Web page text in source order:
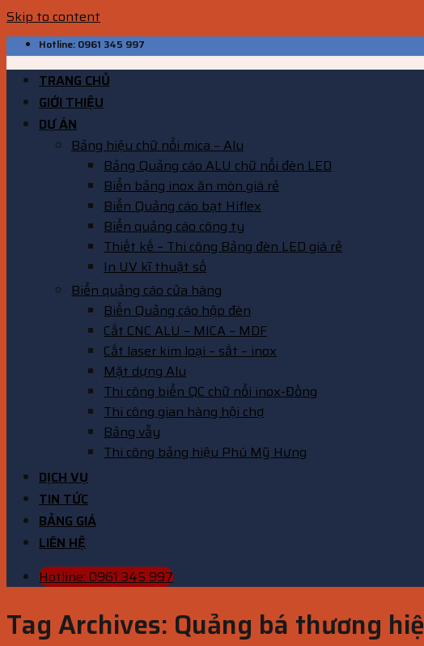
Skip to content
Hotline: 0961 345 997
TRANG CHỦ
GIỚI THIỆU
DỰ ÁN
Bảng hiệu chữ nổi mica – Alu
Bảng Quảng cáo ALU chữ nổi đèn LED
Biển bảng inox ăn mòn giá rẻ
Biển Quảng cáo bạt Hiflex
Biển quảng cáo công ty
Thiết kế – Thi công Bảng đèn LED giá rẻ
In UV kĩ thuật số
Biển quảng cáo cửa hàng
Biển Quảng cáo hộp đèn
Cắt CNC ALU – MICA – MDF
Cắt laser kim loại – sắt – inox
Mặt dựng Alu
Thi công biển QC chữ nổi inox-Đồng
Thi công gian hàng hội chợ
Bảng vẫy
Thi công bảng hiệu Phú Mỹ Hưng
DỊCH VỤ
TIN TỨC
BẢNG GIÁ
LIÊN HỆ
Hotline: 0961 345 997
Tag Archives: Quảng bá thương